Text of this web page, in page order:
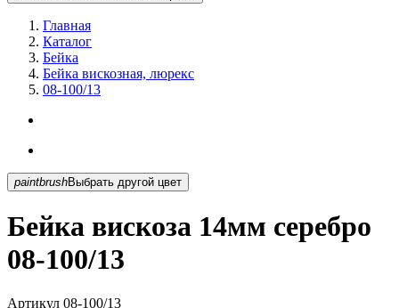
Главная
Каталог
Бейка
Бейка вискозная, люрекс
08-100/13
paintbrush Выбрать другой цвет
Бейка вискоза 14мм серебро
08-100/13
Артикул 08-100/13